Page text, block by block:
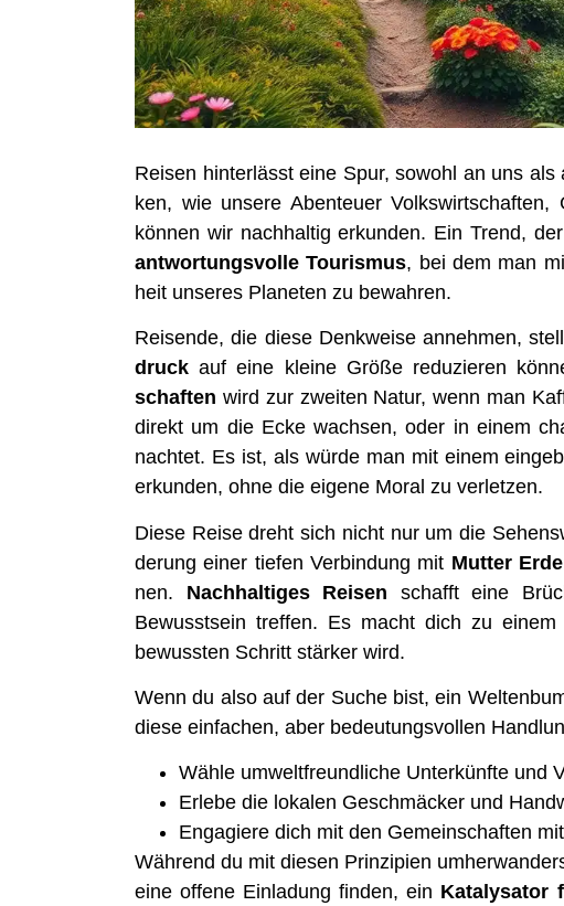
Rei­sen hin­ter­lässt eine Spur, sowohl an uns
ken, wie unse­re Aben­teu­er
kön­nen wir nach­hal­tig erkun­den. Ein Trend,
ant­wor­tungs­vol­le Tou­ris­mus, bei dem man
heit unse­res Pla­ne­ten zu bewahren.
Rei­sen­de, die die­se Denk­wei­se anneh­men,
druck auf eine klei­ne Grö­ße redu­zie­ren
schaf­ten wird zur zwei­ten Natur, wenn man
direkt um die Ecke wach­sen, oder in einem
nach­tet. Es ist, als wür­de man mit einem
erkun­den, ohne die eige­ne Moral zu verletzen.
Die­se Rei­se dreht sich nicht nur um die
de­rung einer tie­fen Ver­bin­dung mit Mut­ter Erde
nen. Nach­hal­ti­ges Rei­sen schafft eine
Bewusst­sein tref­fen. Es macht dich zu einem
bewuss­ten Schritt stär­ker wird.
Wenn du also auf der Suche bist, ein
die­se ein­fa­chen, aber bedeu­tungs­vol­len
Wäh­le umwelt­freund­li­che Unter­künf­te und
Erle­be die loka­len Geschmä­cker und
Enga­gie­re dich mit den Gemein­schaf­ten
Wäh­rend du mit die­sen Prin­zi­pi­en
eine offe­ne Ein­la­dung fin­den, ein Kata­ly­sa­tor